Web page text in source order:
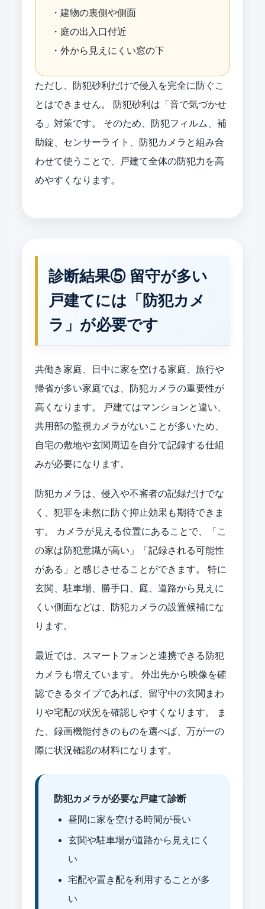
・建物の裏側や側面
・庭の出入口付近
・外から見えにくい窓の下
ただし、防犯砂利だけで侵入を完全に防ぐこ
とはできません。 防犯砂利は「音で気づかせ
る」対策です。 そのため、防犯フィルム、補
助錠、センサーライト、防犯カメラと組み合
わせて使うことで、戸建て全体の防犯力を高
めやすくなります。
診断結果⑤ 留守が多い
戸建てには「防犯カメ
ラ」が必要です
共働き家庭、日中に家を空ける家庭、旅行や
帰省が多い家庭では、防犯カメラの重要性が
高くなります。 戸建てはマンションと違い、
共用部の監視カメラがないことが多いため、
自宅の敷地や玄関周辺を自分で記録する仕組
みが必要になります。
防犯カメラは、侵入や不審者の記録だけでな
く、犯罪を未然に防ぐ抑止効果も期待できま
す。 カメラが見える位置にあることで、「こ
の家は防犯意識が高い」「記録される可能性
がある」と感じさせることができます。 特に
玄関、駐車場、勝手口、庭、道路から見えに
くい側面などは、防犯カメラの設置候補にな
ります。
最近では、スマートフォンと連携できる防犯
カメラも増えています。 外出先から映像を確
認できるタイプであれば、留守中の玄関まわ
りや宅配の状況を確認しやすくなります。 ま
た、録画機能付きのものを選べば、万が一の
際に状況確認の材料になります。
防犯カメラが必要な戸建て診断
昼間に家を空ける時間が長い
玄関や駐車場が道路から見えにく
い
宅配や置き配を利用することが多
い